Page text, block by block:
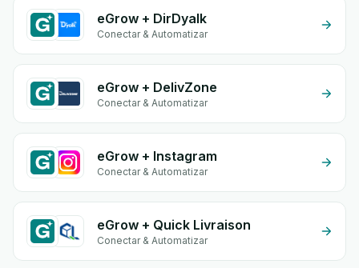
eGrow + DirDyalk
Conectar & Automatizar
eGrow + DelivZone
Conectar & Automatizar
eGrow + Instagram
Conectar & Automatizar
eGrow + Quick Livraison
Conectar & Automatizar